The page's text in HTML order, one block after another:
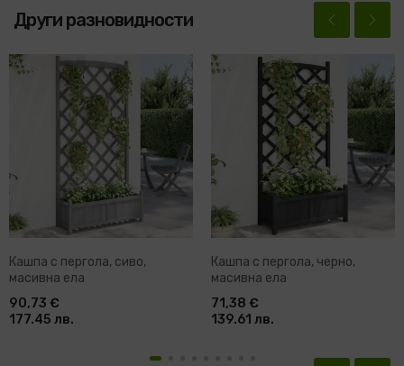
Други разновидности
Кашпа с пергола, сиво,
масивна ела
90,73 €
177.45 лв.
Кашпа с пергола, черно,
масивна ела
71,38 €
139.61 лв.